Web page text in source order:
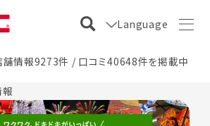
Language
舗情報9273件 / 口コミ40648件を掲載中
報